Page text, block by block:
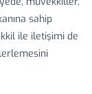
sahip
ile iletişimi de